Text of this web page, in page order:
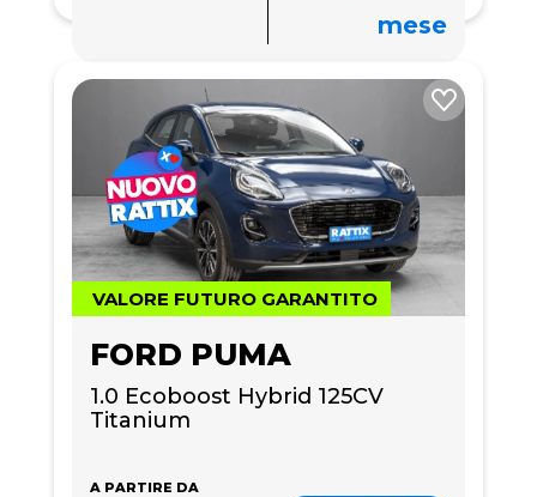
mese
VALORE FUTURO GARANTITO
FORD PUMA
1.0 Ecoboost Hybrid 125CV
Titanium
A PARTIRE DA